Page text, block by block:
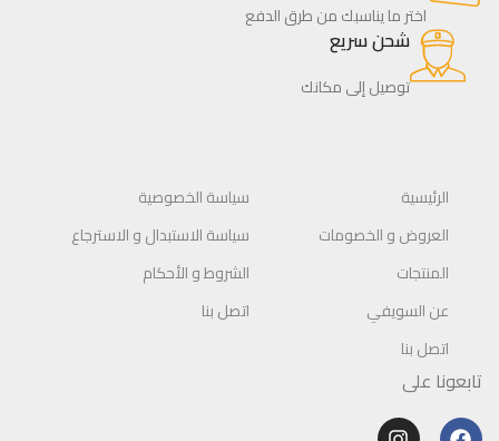
اختر ما يناسبك من طرق الدفع
شحن سريع
توصيل إلى مكانك
الرئيسية
العروض و الخصومات
المنتجات
عن السويفي
اتصل بنا
سياسة الخصوصية
سياسة الاستبدال و الاسترجاع
الشروط و الأحكام
اتصل بنا
تابعونا على